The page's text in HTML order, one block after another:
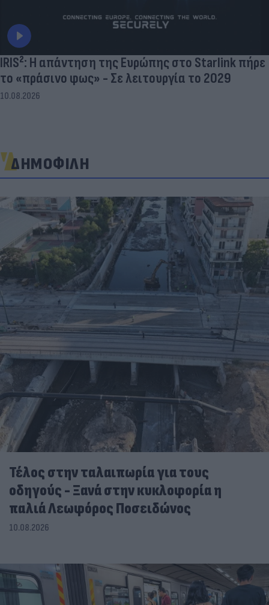
IRIS²: Η απάντηση της Ευρώπης στο Starlink πήρε
το «πράσινο φως» - Σε λειτουργία το 2029
10.08.2026
ΔΗΜΟΦΙΛΗ
Τέλος στην ταλαιπωρία για τους
οδηγούς - Ξανά στην κυκλοφορία η
παλιά Λεωφόρος Ποσειδώνος
10.08.2026